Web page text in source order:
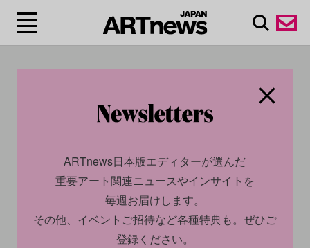
ノ/John Galliano
ARTnews日本版エディターが選んだ
重要アート関連ニュースやインサイトを
毎週お届けします。
その他、イベントご招待など各種特典も。ぜひご
登録ください。